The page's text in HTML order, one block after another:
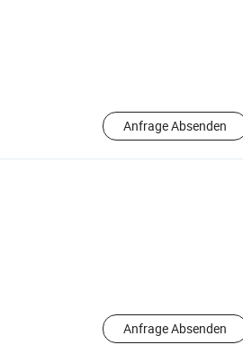
Anfrage Absenden
Anfrage Absenden